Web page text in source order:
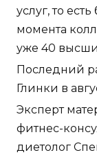
услуг, то
момента
уже 40
Последний
Глинки в
Эксперт
фитнес-
диетолог